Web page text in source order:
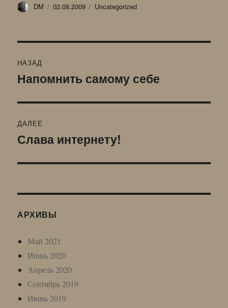
Автор
DM Опубликовано
02.08.2009 Рубрики
Uncategorized
по
НАЗАД
Предыдущая
Напомнить самому себе
ДАЛЕЕ
Следующая
Слава интернету!
АРХИВЫ
Май 2021
Июнь 2020
Апрель 2020
Сентябрь 2019
Июнь 2019